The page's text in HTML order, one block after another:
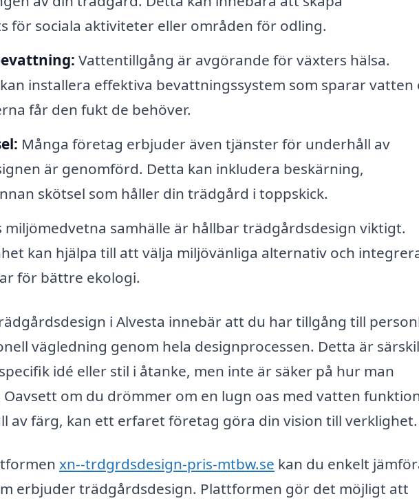
för sociala aktiviteter eller områden för odling.
Vattentillgång är avgörande för växters hälsa.
installera effektiva bevattningssystem som sparar vatten
får den fukt de behöver.
Många företag erbjuder även tjänster för underhåll av
är genomförd. Detta kan inkludera beskärning,
skötsel som håller din trädgård i toppskick.
miljömedvetna samhälle är hållbar trädgårdsdesign viktigt.
kan hjälpa till att välja miljövänliga alternativ och
för bättre ekologi.
i Alvesta innebär att du har tillgång till
vägledning genom hela designprocessen. Detta är
idé eller stil i åtanke, men inte är säker på hur man
om du drömmer om en lugn oas med vatten
av färg, kan ett erfaret företag göra din vision till verklighet.
xn--trdgrdsdesign-pris-mtbw.se kan du enkelt
erbjuder trädgårdsdesign. Plattformen gör det möjligt att